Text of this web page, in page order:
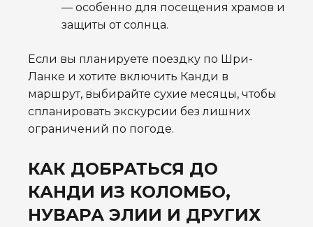
— особенно для посещения храмов и
защиты от солнца.
Если вы планируете поездку по Шри-
Ланке и хотите включить Канди в
маршрут, выбирайте сухие месяцы, чтобы
спланировать экскурсии без лишних
ограничений по погоде.
КАК ДОБРАТЬСЯ ДО
КАНДИ ИЗ КОЛОМБО,
НУВАРА ЭЛИИ И ДРУГИХ